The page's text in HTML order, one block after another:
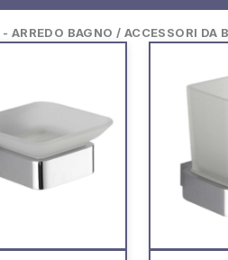
BAGNO / ACCESSORI DA